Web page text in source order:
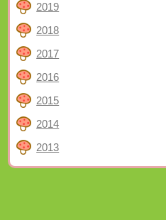
2019
2018
2017
2016
2015
2014
2013